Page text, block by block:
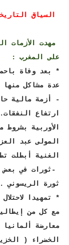
السياق
مهدت الأزمات
على المغرب :
* بعد وفاة
عدة مشاكل منها
- أزمة مالية
ارتفاع
الأوربية
المولى عبد
الغنية أبطلت
-ثورات في بعض
ثورة الريسوني .
* تمهيدا
مع كل من
معارضة